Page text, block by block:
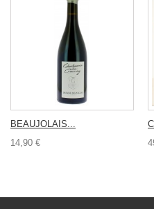
BEAUJOLAIS...
14,90 €